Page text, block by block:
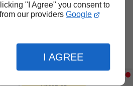
"I Agree" you consent to
our providers Google
I AGREE